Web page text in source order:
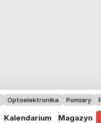
Optoelektronika Pomiary
Kalendarium Magazyn